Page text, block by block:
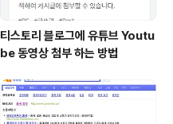
티스토리 블로그에 유튜브 Youtu
be 동영상 첨부 하는 방법